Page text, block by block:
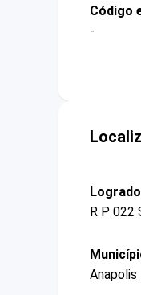
Código
-
R P 022
Anapolis